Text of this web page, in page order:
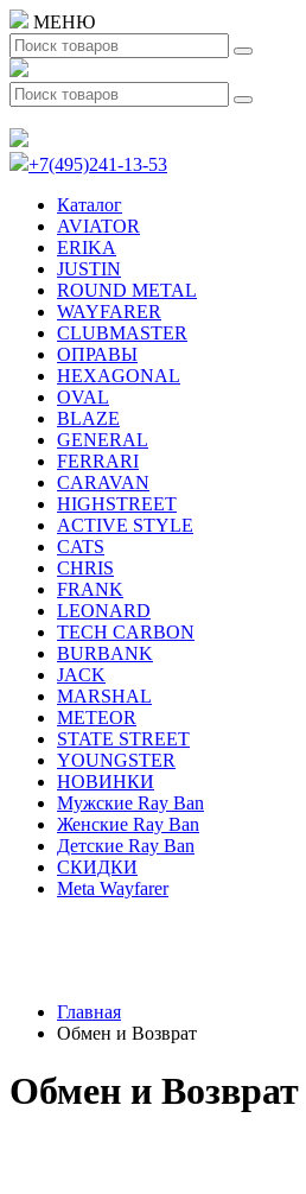
МЕНЮ
+7(495)241-13-53
Каталог
AVIATOR
ERIKA
JUSTIN
ROUND METAL
WAYFARER
CLUBMASTER
ОПРАВЫ
HEXAGONAL
OVAL
BLAZE
GENERAL
FERRARI
CARAVAN
HIGHSTREET
ACTIVE STYLE
CATS
CHRIS
FRANK
LEONARD
TECH CARBON
BURBANK
JACK
MARSHAL
METEOR
STATE STREET
YOUNGSTER
НОВИНКИ
Мужские Ray Ban
Женские Ray Ban
Детские Ray Ban
СКИДКИ
Meta Wayfarer
Главная
Обмен и Возврат
Обмен и Возврат